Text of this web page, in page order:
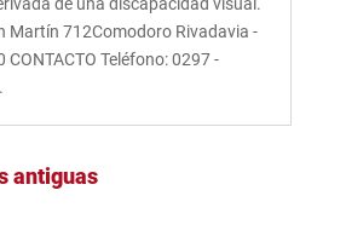
Martín 712Comodoro Rivadavia -
CONTACTO Teléfono: 0297 -
antiguas